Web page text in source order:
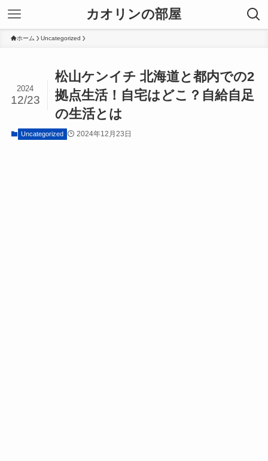
カオリンの部屋
ホーム Uncategorized
松山ケンイチ 北海道と都内での2
拠点生活！自宅はどこ？自給自足
の生活とは
2024
12/23
Uncategorized 2024年12月23日